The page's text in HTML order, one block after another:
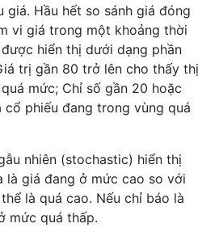
giá. Hầu hết so sánh giá đóng
vi giá trong một khoảng thời
hiển thị dưới dạng phần
trị gần 80 trở lên cho thấy thị
mức; Chỉ số gần 20 hoặc
phiếu đang trong vùng quá
nhiên (stochastic) hiển thị
là giá đang ở mức cao so với
là quá cao. Nếu chỉ báo là
mức quá thấp.